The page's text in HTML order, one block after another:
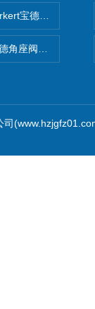
宝德椭圆齿轮脉
角座阀德国宝帝